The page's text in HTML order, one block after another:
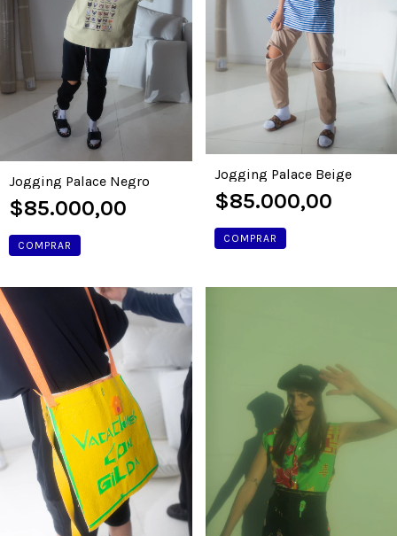
Jogging Palace Negro
$85.000,00
COMPRAR
Jogging Palace Beige
$85.000,00
COMPRAR